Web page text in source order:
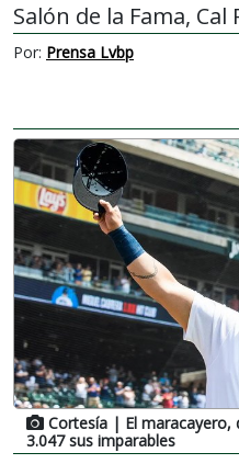
Salón de la Fama, Cal
Por: Prensa Lvbp
Cortesía | El maracayero,
3.047 sus imparables